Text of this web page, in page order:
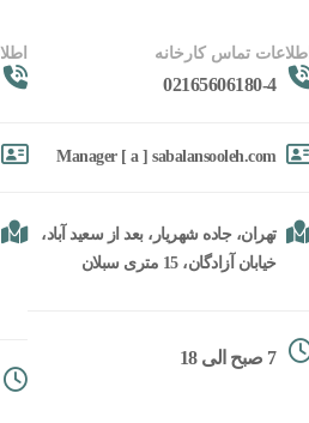
اطلاعات تماس کارخانه
02165606180-4
Manager [ a ] sabalansooleh.com
تهران، جاده شهریار، بعد از سعید آباد،
خیابان آزادگان، 15 متری سبلان
7 صبح الی 18